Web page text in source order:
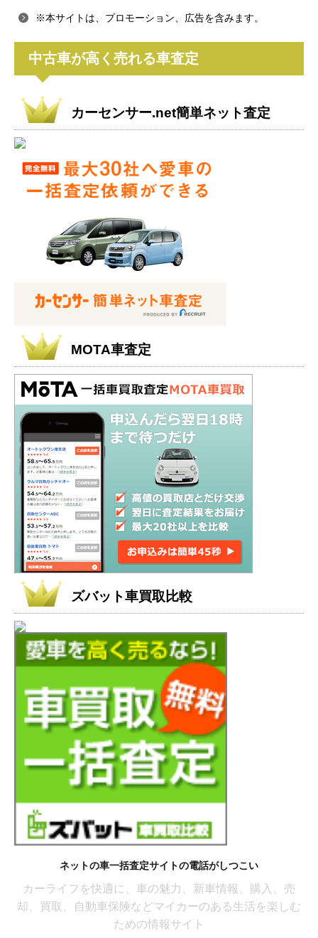
※本サイトは、プロモーション、広告を含みます。
中古車が高く売れる車査定
カーセンサー.net簡単ネット査定
MOTA車査定
ズバット車買取比較
ネットの車一括査定サイトの電話がしつこい
カーライフを快適に、車の魅力、新車情報、購入、売
却、買取、自動車保険などマイカーのある生活を楽しむ
ための情報サイト